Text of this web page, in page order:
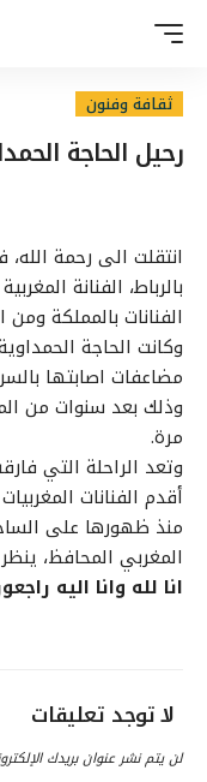
ثقافة وفنون
رحيل الحاجة
انتقلت الى رحمة
بالرباط، الفنانة
الفنانات بالمملكة
وكانت الحاجة
مضاعفات اصابتها
وذلك بعد سنوات من
مرة.
أقدم الفنانات
منذ ظهورها على
المغربي المحافظ،
انا لله وانا اليه
لا توجد تعليقات
لن يتم نشر عنوان بريدك